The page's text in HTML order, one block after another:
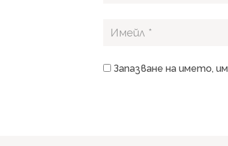
Запазване на името,